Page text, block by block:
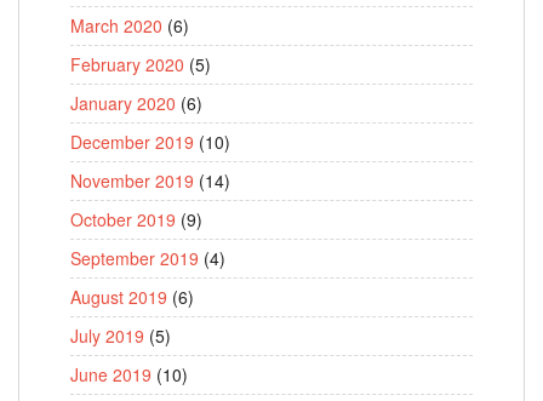
March 2020 (6)
February 2020 (5)
January 2020 (6)
December 2019 (10)
November 2019 (14)
October 2019 (9)
September 2019 (4)
August 2019 (6)
July 2019 (5)
June 2019 (10)